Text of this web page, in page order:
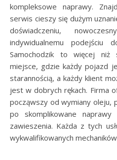
kompleksowe naprawy.
serwis cieszy się dużym
doświadczeniu,
indywidualnemu podejściu
Samochodzik to więcej niż
miejsce, gdzie każdy pojazd
starannością, a każdy klient
jest w dobrych rękach. Firma
począwszy od wymiany oleju,
po skomplikowane
zawieszenia. Każda z tych
wykwalifikowanych